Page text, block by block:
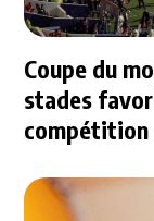
Coupe du
stades
compétition